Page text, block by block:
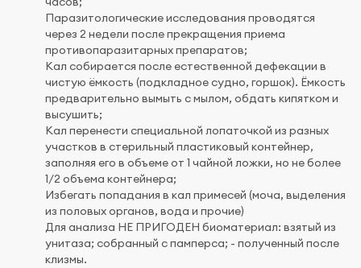
Паразитологические исследования проводятся
через 2 недели после прекращения приема
противопаразитарных препаратов;
Кал собирается после естественной дефекации в
чистую ёмкость (подкладное судно, горшок). Ёмкость
предварительно вымыть с мылом, обдать кипятком и
высушить;
Кал перенести специальной лопаточкой из разных
участков в стерильный пластиковый контейнер,
заполняя его в объеме от 1 чайной ложки, но не более
1/2 объема контейнера;
Избегать попадания в кал примесей (моча, выделения
из половых органов, вода и прочие)
Для анализа НЕ ПРИГОДЕН биоматериал: взятый из
унитаза; собранный с памперса; - полученный после
клизмы.